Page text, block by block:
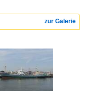
zur Galerie